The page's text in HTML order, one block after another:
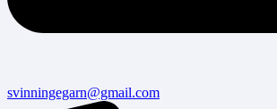
svinningegarn@gmail.com